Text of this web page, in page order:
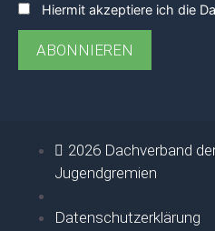
Hiermit akzeptiere ich die
2026 Dachverband
Jugendgremien
Datenschutzerklärung